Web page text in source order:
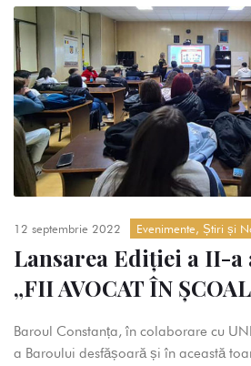
12 septembrie 2022 Evenimente, Știri și
Lansarea Ediției a II-
„FII AVOCAT ÎN
Baroul Constanța, în colaborare cu
a Baroului desfășoară și în această